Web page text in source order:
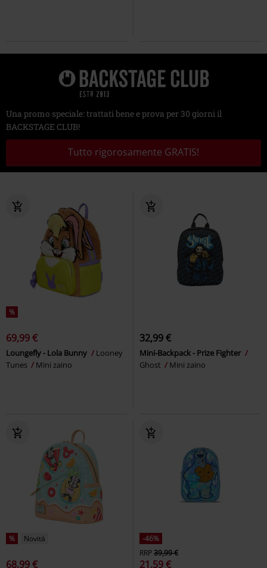
Una promo speciale: trattati bene e prova per 30 giorni il
BACKSTAGE CLUB!
Tutto rigorosamente GRATIS!
%
69,99 €
Loungefly - Lola Bunny
Looney
Tunes
Mini zaino
32,99 €
Mini-Backpack - Prize Fighter
Ghost
Mini zaino
% Novità
68,99 €
-46%
RRP39,99 €
21,59 €